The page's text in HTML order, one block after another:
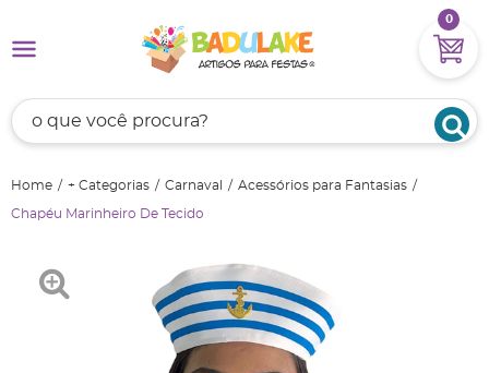
0
Home + Categorias Carnaval Acessórios para Fantasias
Chapéu Marinheiro De Tecido